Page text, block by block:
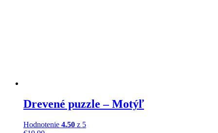
Drevené puzzle – Motýľ
Hodnotenie 4.50 z 5